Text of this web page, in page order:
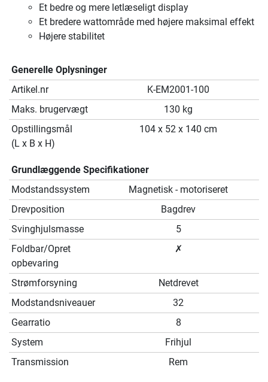
Et bedre og mere letlæseligt display
Et bredere wattområde med højere maksimal effekt
Højere stabilitet
Generelle Oplysninger
Artikel.nr
K-EM2001-100
Maks. brugervægt
130 kg
Opstillingsmål
(L x B x H)
104 x 52 x 140 cm
Grundlæggende Specifikationer
Modstandssystem
Magnetisk - motoriseret
Drevposition
Bagdrev
Svinghjulsmasse
5
Foldbar/Opret
opbevaring
✗
Strømforsyning
Netdrevet
Modstandsniveauer
32
Gearratio
8
System
Frihjul
Transmission
Rem